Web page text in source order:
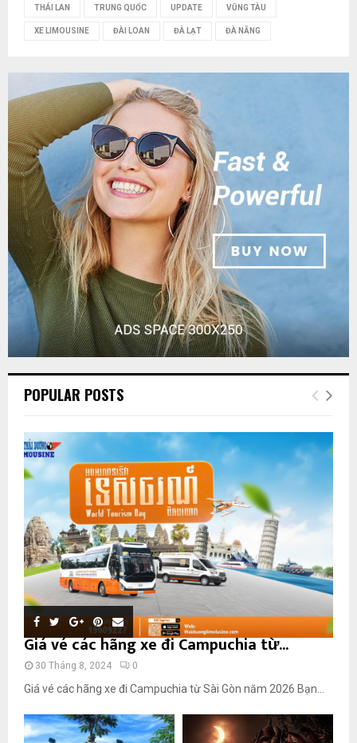
THÁI LAN TRUNG QUỐC UPDATE VŨNG TÀU
XE LIMOUSINE ĐÀI LOAN ĐÀ LẠT ĐÀ NẴNG
POPULAR POSTS
Giá vé các hãng xe đi Campuchia từ...
30 Tháng 8, 2024 0
Giá vé các hãng xe đi Campuchia từ Sài Gòn năm 2026 Bạn...